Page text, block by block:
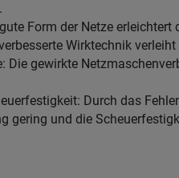
Form der Netze
Wirktechnik
Die gewirkte
Durch das
gering und die